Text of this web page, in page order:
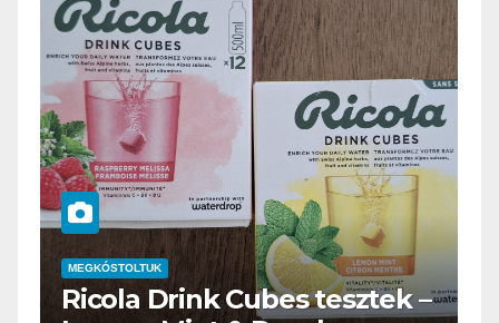
tesztek –
MEGKÓSTOLTUK
Waterdrop üdítő